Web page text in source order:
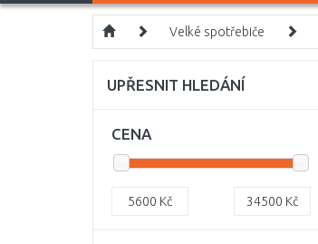
Velké spotřebiče
UPŘESNIT HLEDÁNÍ
CENA
5600 Kč 34500 Kč